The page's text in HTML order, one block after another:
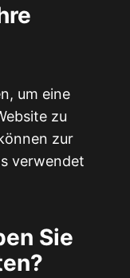
um eine
zu
zur
verwendet
Sie